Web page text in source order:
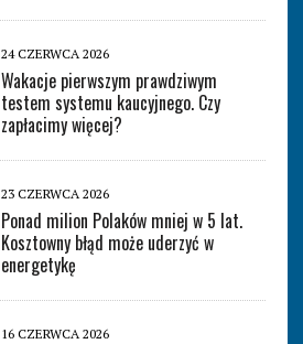
24 CZERWCA 2026
Wakacje pierwszym prawdziwym
testem systemu kaucyjnego. Czy
zapłacimy więcej?
23 CZERWCA 2026
Ponad milion Polaków mniej w 5 lat.
Kosztowny błąd może uderzyć w
energetykę
16 CZERWCA 2026